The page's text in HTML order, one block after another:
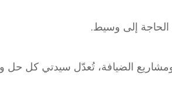
الحاجة إلى وسيط.
الضيافة، تُعدّل سيدتي كل حل